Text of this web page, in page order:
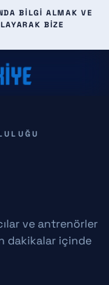
BILGI ALMAK VE
BIZE
ve antrenörler
dakikalar içinde